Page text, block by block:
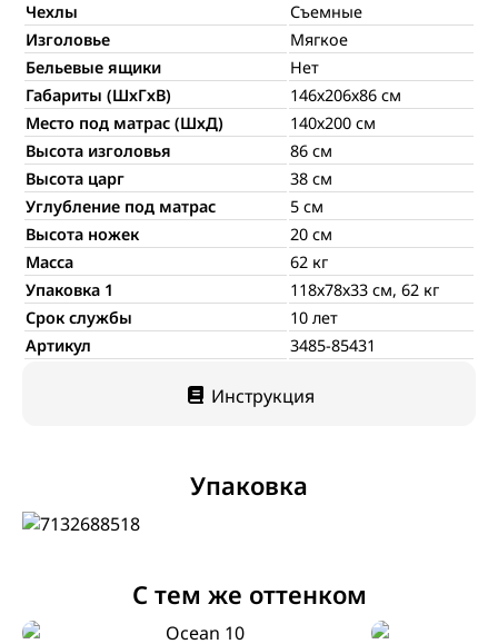
Чехлы
Съемные
Изголовье
Мягкое
Бельевые ящики
Нет
Габариты (ШхГхВ)
146х206х86 см
Место под матрас (ШхД)
140х200 см
Высота изголовья
86 см
Высота царг
38 см
Углубление под матрас
5 см
Высота ножек
20 см
Масса
62 кг
Упаковка 1
118х78х33 см, 62 кг
Срок службы
10 лет
Артикул
3485-85431
Инструкция
Упаковка
С тем же оттенком